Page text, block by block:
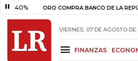
ORO COMPRA BANCO DE LA REPÚBLICA
VIERNES, 07 DE AGOSTO
FINANZAS